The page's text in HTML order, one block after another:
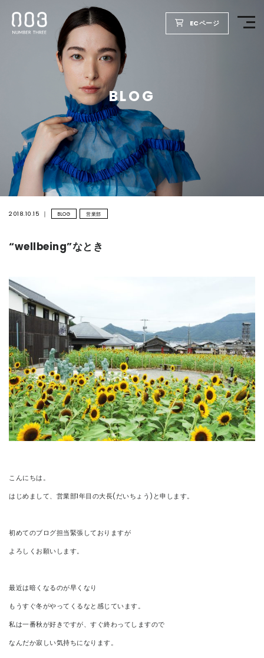
ECページ
BLOG
2018.10.15 BLOG 営業部
“wellbeing”なとき
こんにちは。
はじめまして、営業部1年目の大長(だいちょう)と申します。
初めてのブログ担当緊張しておりますが
よろしくお願いします。
最近は暗くなるのが早くなり
もうすぐ冬がやってくるなと感じています。
私は一番秋が好きですが、すぐ終わってしますので
なんだか寂しい気持ちになります。
TOP
PRODUCTS
WELLBEING REPORT
FOR SALON